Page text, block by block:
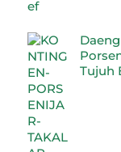
Tujuh